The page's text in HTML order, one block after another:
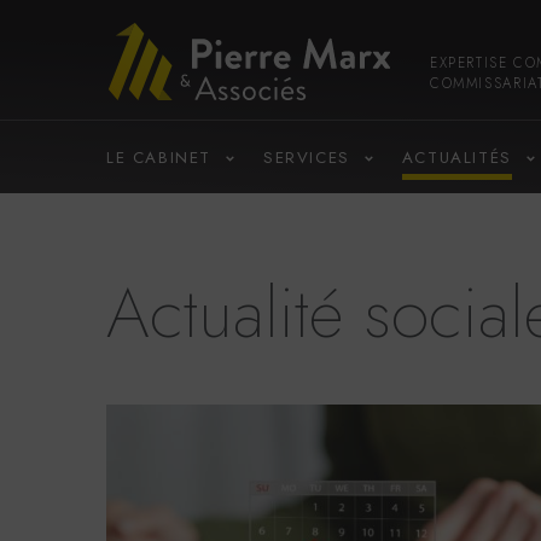
EXPERTISE
LE CABINET SERVICES ACTUALITÉS
Actualité